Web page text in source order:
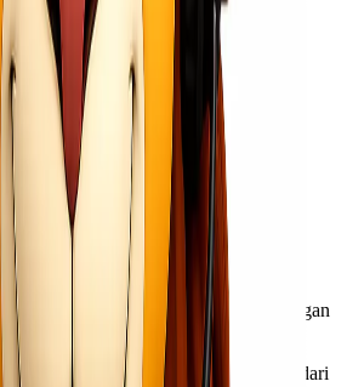
toko
UMKM, maupun kebutuhan pribadi,
fleksibel, cepat, dan tetap
rutin, kami juga menyediakan opsi
kamu lebih hemat.
Bersama
bisa dikirim? Bingung soal tarif atau
kamu bisa konsultasi gratis dengan
informasi lengkap, mulai dari